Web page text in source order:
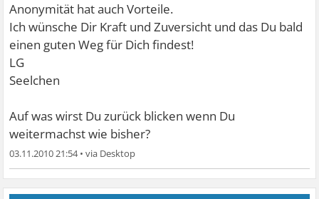
Anonymität hat auch Vorteile.
Ich wünsche Dir Kraft und Zuversicht und das Du bald
einen guten Weg für Dich findest!
LG
Seelchen
Auf was wirst Du zurück blicken wenn Du
weitermachst wie bisher?
03.11.2010 21:54•